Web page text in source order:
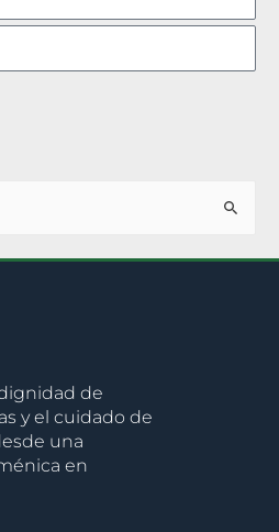
de
y el cuidado de
una
en